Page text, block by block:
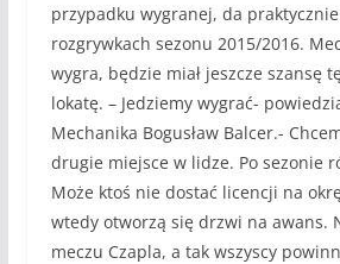
przypadku wygranej, da
rozgrywkach sezonu 2015/2016.
wygra, będzie miał jeszcze szansę
lokatę. – Jedziemy wygrać-
Mechanika Bogusław Balcer.-
drugie miejsce w lidze. Po sezonie
Może ktoś nie dostać licencji na
wtedy otworzą się drzwi na awans.
meczu Czapla, a tak wszyscy